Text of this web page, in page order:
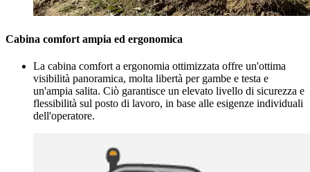
Cabina comfort ampia ed ergonomica
La cabina comfort a ergonomia ottimizzata offre un'ottima
visibilità panoramica, molta libertà per gambe e testa e
un'ampia salita. Ciò garantisce un elevato livello di sicurezza e
flessibilità sul posto di lavoro, in base alle esigenze individuali
dell'operatore.